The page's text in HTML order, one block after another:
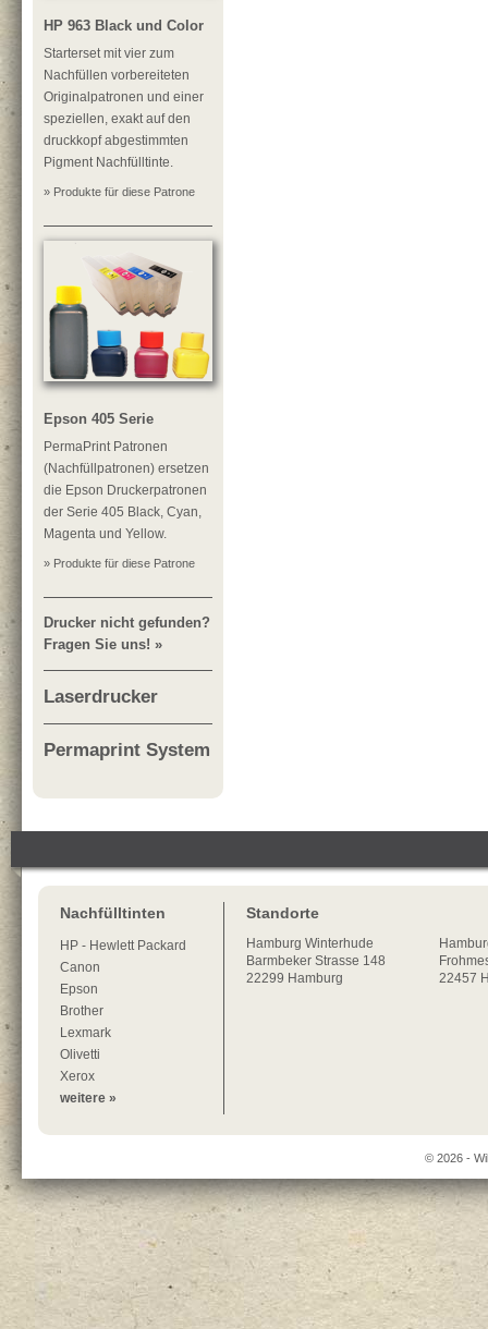
HP 963 Black und Color
Starterset mit vier zum
Nachfüllen vorbereiteten
Originalpatronen und einer
speziellen, exakt auf den
druckkopf abgestimmten
Pigment Nachfülltinte.
» Produkte für diese Patrone
Epson 405 Serie
PermaPrint Patronen
(Nachfüllpatronen) ersetzen
die Epson Druckerpatronen
der Serie 405 Black, Cyan,
Magenta und Yellow.
» Produkte für diese Patrone
Drucker nicht gefunden?
Fragen Sie uns! »
Laserdrucker
Permaprint System
Nachfülltinten
HP - Hewlett Packard
Canon
Epson
Brother
Lexmark
Olivetti
Xerox
weitere »
Standorte
Hamburg Winterhude
Barmbeker Strasse 148
22299 Hamburg
22457
© 2026 -